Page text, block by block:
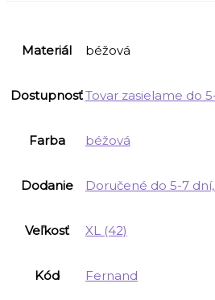
Materiál béžová
DostupnosťTovar zasielame do
Farba béžová
Dodanie Doručené do 5-7
Veľkosť XL (42)
Kód Fernand